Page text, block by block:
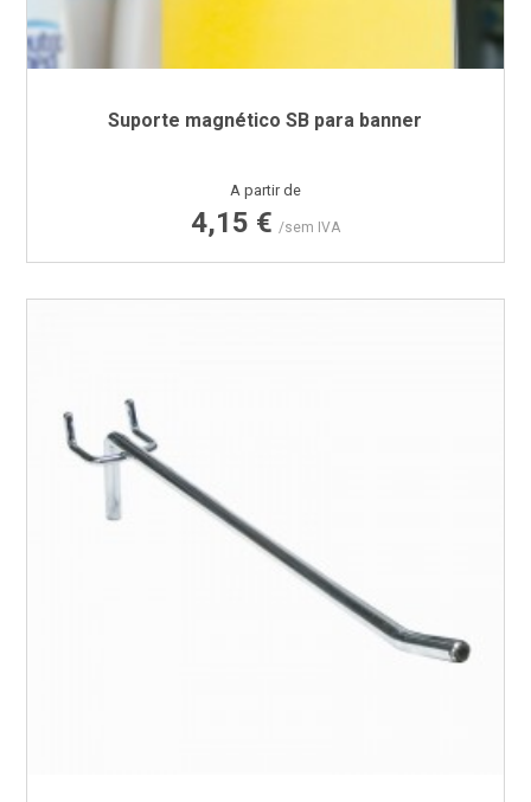
Suporte magnético SB para banner
Preço
A partir de
4,15 € /sem IVA